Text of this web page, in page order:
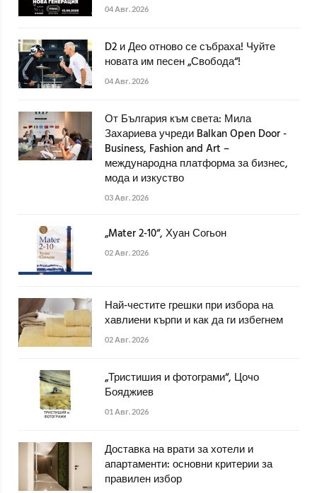
04 Авг. 2026
D2 и Део отново се събраха! Чуйте
новата им песен „Свобода“!
04 Авг. 2026
От България към света: Мила
Захариева учреди Balkan Open Door -
Business, Fashion and Art –
международна платформа за бизнес,
мода и изкуство
03 Авг. 2026
„Mater 2-10“, Хуан Согьон
02 Авг. 2026
Най-честите грешки при избора на
хавлиени кърпи и как да ги избегнем
02 Авг. 2026
„Тристишия и фотограми“, Цочо
Бояджиев
01 Авг. 2026
Доставка на врати за хотели и
апартаменти: основни критерии за
правилен избор